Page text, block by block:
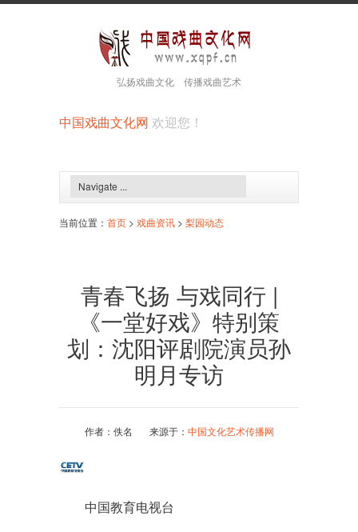
弘扬戏曲文化 传播戏曲艺术
中国戏曲文化网 欢迎您！
当前位置： 首页 > 戏曲资讯 > 梨园动态
青春飞扬 与戏同行 |
《一堂好戏》特别策
划：沈阳评剧院演员孙
明月专访
作者：佚名 来源于： 中国文化艺术传播网
中国教育电视台